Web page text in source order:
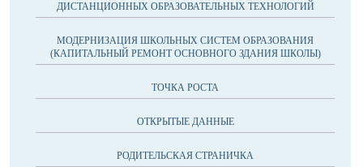
ДИСТАНЦИОННЫХ ОБРАЗОВАТЕЛЬНЫХ ТЕХНОЛОГИЙ
МОДЕРНИЗАЦИЯ ШКОЛЬНЫХ СИСТЕМ ОБРАЗОВАНИЯ
(КАПИТАЛЬНЫЙ РЕМОНТ ОСНОВНОГО ЗДАНИЯ ШКОЛЫ)
ТОЧКА РОСТА
ОТКРЫТЫЕ ДАННЫЕ
РОДИТЕЛЬСКАЯ СТРАНИЧКА